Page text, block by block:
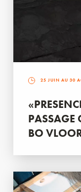
25 JUIN AU 30
PASSAGE
BO